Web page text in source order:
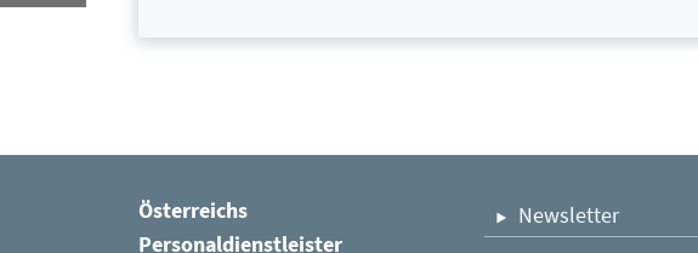
Österreichs
Personaldienstleister
Newsletter